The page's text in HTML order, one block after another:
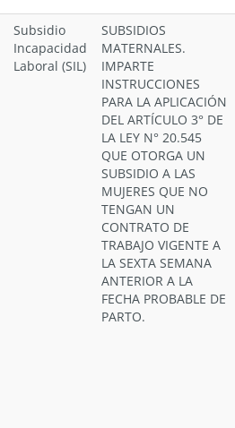
Subsidio
Incapacidad
Laboral (SIL)
SUBSIDIOS
MATERNALES.
IMPARTE
INSTRUCCIONES
PARA LA APLICACIÓN
DEL ARTÍCULO 3° DE
LA LEY N° 20.545
QUE OTORGA UN
SUBSIDIO A LAS
MUJERES QUE NO
TENGAN UN
CONTRATO DE
TRABAJO VIGENTE A
LA SEXTA SEMANA
ANTERIOR A LA
FECHA PROBABLE DE
PARTO.